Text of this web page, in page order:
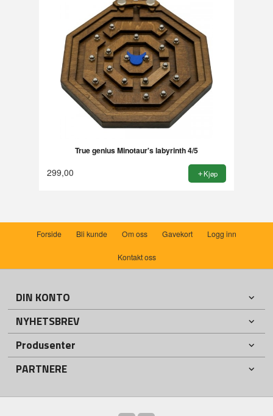
True genius Minotaur's labyrinth 4/5
299,00 Kjøp
Forside Bli kunde Om oss Gavekort Logg inn
Kontakt oss
DIN KONTO
NYHETSBREV
Produsenter
PARTNERE